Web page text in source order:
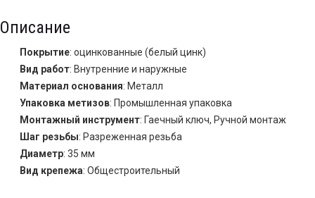
Описание
Покрытие: оцинкованные (белый цинк)
Вид работ: Внутренние и наружные
Материал основания: Металл
Упаковка метизов: Промышленная упаковка
Монтажный инструмент: Гаечный ключ, Ручной монтаж
Шаг резьбы: Разреженная резьба
Диаметр: 35 мм
Вид крепежа: Общестроительный